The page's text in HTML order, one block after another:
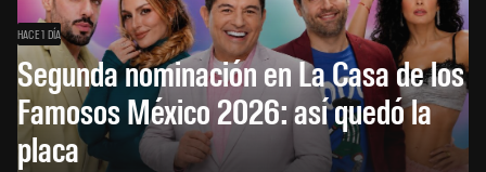
HACE 1 DÍA
Segunda nominación en La Casa de los
Famosos México 2026: así quedó la
placa